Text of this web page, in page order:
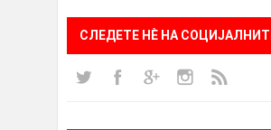
СЛЕДЕТЕ НÈ НА